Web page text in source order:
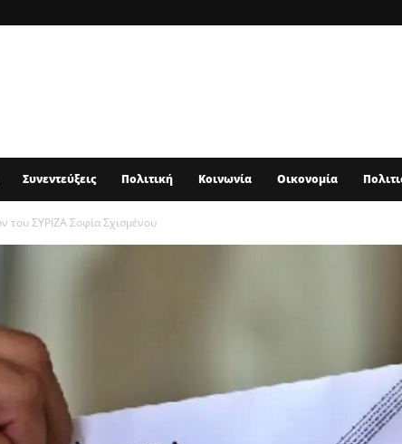
Συνεντεύξεις Πολιτική Κοινωνία Οικονομία
του ΣΥΡΙΖΑ Σοφία Σχισμένου